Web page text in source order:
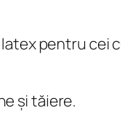
pentru cei
și tăiere.